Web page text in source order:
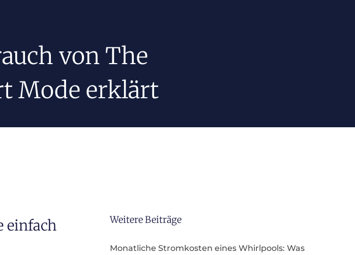
von The
Mode erklärt
einfach
Weitere Beiträge
Monatliche Stromkosten eines Whirlpools: Was